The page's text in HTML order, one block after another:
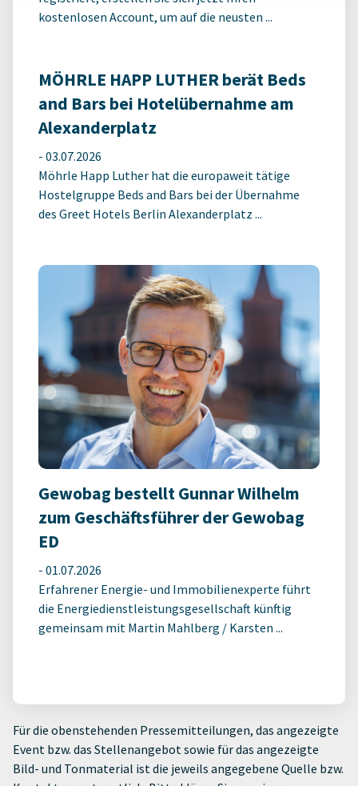
kostenlosen Account, um auf die neusten ...
MÖHRLE HAPP LUTHER berät Beds
and Bars bei Hotelübernahme am
Alexanderplatz
- 03.07.2026
Möhrle Happ Luther hat die europaweit tätige
Hostelgruppe Beds and Bars bei der Übernahme
des Greet Hotels Berlin Alexanderplatz ...
Gewobag bestellt Gunnar Wilhelm
zum Geschäftsführer der Gewobag
ED
- 01.07.2026
Erfahrener Energie- und Immobilienexperte führt
die Energiedienstleistungsgesellschaft künftig
gemeinsam mit Martin Mahlberg / Karsten ...
Für die obenstehenden Pressemitteilungen, das angezeigte
Event bzw. das Stellenangebot sowie für das angezeigte
Bild- und Tonmaterial ist die jeweils angegebene Quelle bzw.